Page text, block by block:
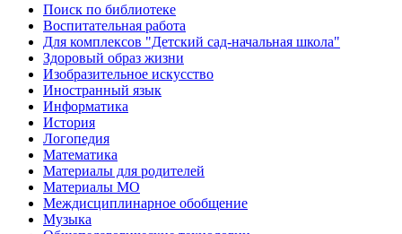
Поиск по библиотеке
Воспитательная работа
Для комплексов "Детский сад-начальная школа"
Здоровый образ жизни
Изобразительное искусство
Иностранный язык
Информатика
История
Логопедия
Математика
Материалы для родителей
Материалы МО
Междисциплинарное обобщение
Музыка